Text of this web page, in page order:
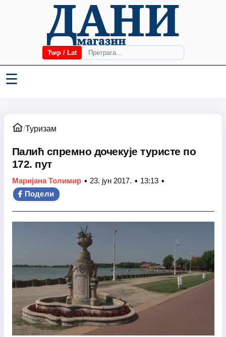
Ћир / Lat
☰
/Туризам
Палић спремно дочекује туристе по
172. пут
Маријана Толимир • 23. јун 2017. • 13:13 •
Подели